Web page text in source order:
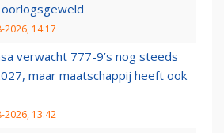
2026, 14:17
verwacht 777-9’s nog steeds
maar maatschappij heeft ook
2026, 13:42